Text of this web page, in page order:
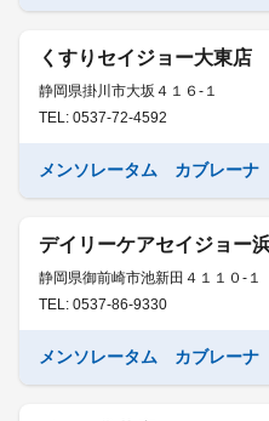
くすりセイジョー大東店
静岡県掛川市大坂４１６-１
TEL: 0537-72-4592
メンソレータム カブレーナ
デイリーケアセイジョー
静岡県御前崎市池新田４１１０-１
TEL: 0537-86-9330
メンソレータム カブレーナ